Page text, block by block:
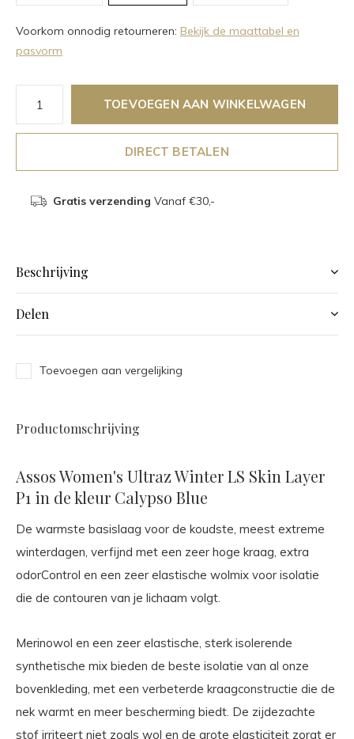
Voorkom onnodig retourneren: Bekijk de maattabel en
pasvorm
TOEVOEGEN AAN WINKELWAGEN
DIRECT BETALEN
Gratis verzending Vanaf €30,-
Beschrijving
Delen
Toevoegen aan vergelijking
Productomschrijving
Assos Women's Ultraz Winter LS Skin Layer
P1 in de kleur Calypso Blue
De warmste basislaag voor de koudste, meest extreme
winterdagen, verfijnd met een zeer hoge kraag, extra
odorControl en een zeer elastische wolmix voor isolatie
die de contouren van je lichaam volgt.
Merinowol en een zeer elastische, sterk isolerende
synthetische mix bieden de beste isolatie van al onze
bovenkleding, met een verbeterde kraagconstructie die de
nek warmt en meer bescherming biedt. De zijdezachte
stof irriteert niet zoals wol en de grote elasticiteit zorgt er